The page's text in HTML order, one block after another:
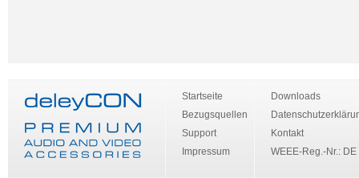
Startseite
Bezugsquellen
Support
Impressum
Downloads
Kontakt
WEEE-Reg.-Nr.: